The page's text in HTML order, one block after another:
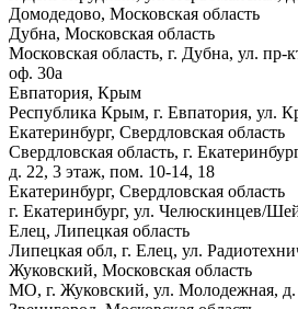
Домодедово, Московская область
Дубна, Московская область
Московская область, г. Дубна, ул. пр-
оф. 30а
Евпатория, Крым
Республика Крым, г. Евпатория, ул.
Екатеринбург, Свердловская область
Свердловская область, г.
д. 22, 3 этаж, пом. 10-14, 18
Екатеринбург, Свердловская область
г. Екатеринбург, ул. Челюскинцев/
Елец, Липецкая область
Липецкая обл, г. Елец, ул.
Жуковский, Московская область
МО, г. Жуковский, ул. Молодежная, д.